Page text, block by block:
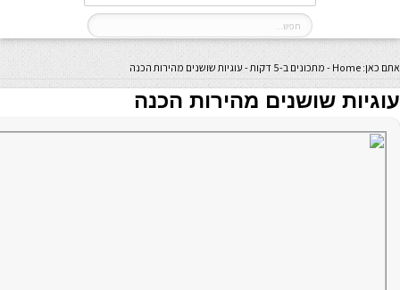
אתם כאן: Home
- מתכונים ב-5 דקות - עוגיות שושנים מהירות הכנה
עוגיות שושנים מהירות הכנה